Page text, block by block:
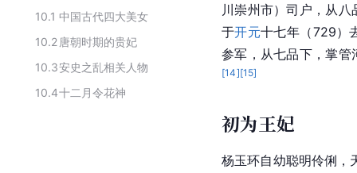
10.1 中国古代四大美女
10.2 唐朝时期的贵妃
10.3安史之乱相关人物
10.4十二月令花神
川崇州市）司户，从
于开元十七年（729）
参军，从七品下，掌管
[14][15]
初为王妃
杨玉环自幼聪明伶俐，